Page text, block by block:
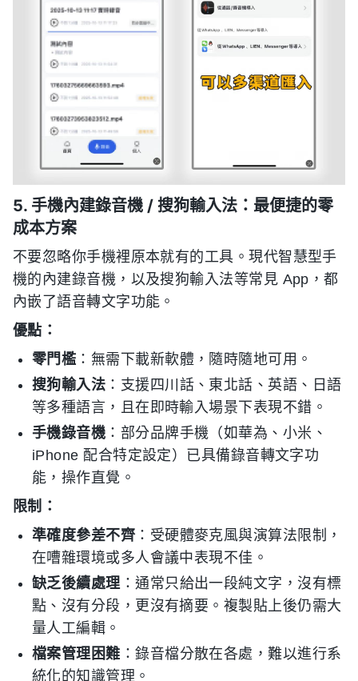
5. 手機內建錄音機 / 搜狗輸入法：最便捷的零
成本方案
不要忽略你手機裡原本就有的工具。現代智慧型手
機的內建錄音機，以及搜狗輸入法等常見 App，都
內嵌了語音轉文字功能。
優點：
零門檻 ：無需下載新軟體，隨時隨地可用。
搜狗輸入法 ：支援四川話、東北話、英語、日語
等多種語言，且在即時輸入場景下表現不錯。
手機錄音機 ：部分品牌手機（如華為、小米、
iPhone 配合特定設定）已具備錄音轉文字功
能，操作直覺。
限制：
準確度參差不齊：受硬體麥克風與演算法限制，
在嘈雜環境或多人會議中表現不佳。
缺乏後續處理：通常只給出一段純文字，沒有標
點、沒有分段，更沒有摘要。複製貼上後仍需大
量人工編輯。
檔案管理困難 ：錄音檔分散在各處，難以進行系
統化的知識管理。